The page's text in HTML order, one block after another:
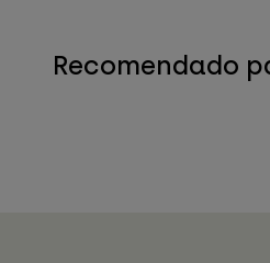
Recomendado